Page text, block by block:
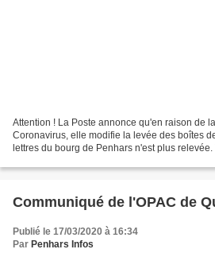
Attention ! La Poste annonce qu'en raison de
Coronavirus, elle modifie la levée des boîtes
lettres du bourg de Penhars n'est plus
Communiqué de l'OPAC de
Publié le 17/03/2020 à 16:34
Par Penhars Infos